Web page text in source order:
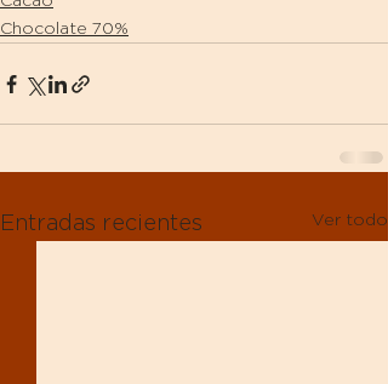
Chocolate 70%
Entradas recientes Ver todo